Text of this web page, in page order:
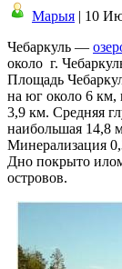
Марыя | 10
Чебаркуль —
около г.
Площадь
на юг около 6 км,
3,9 км. Средняя
наибольшая 14,8
Минерализация
Дно покрыто
островов.